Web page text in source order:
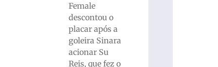
Female
descontou o
placar após a
goleira Sinara
acionar Su
Reis, que fez o